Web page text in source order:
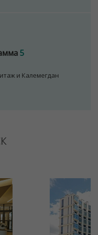
5
и Калемегдан